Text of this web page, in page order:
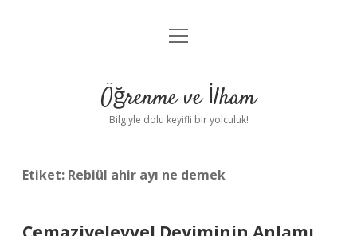
Anasayfa
Yasal Uyarı
menüyü
Öğrenme ve İlham
Bilgiyle dolu keyifli bir yolculuk!
Etiket: Rebiül ahir ayı ne demek